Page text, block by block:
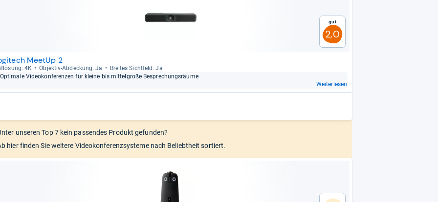
Gut
2,0
MeetUp 2
4K Objek­tiv-​Abde­ckung: Ja
Brei­tes Sicht­feld: Ja
Opti­male Video­kon­fe­ren­zen für kleine bis mit­tel­große Bespre­chungs­räume
Weiterlesen
unseren Top 7 kein passendes Produkt gefunden?
hier finden Sie weitere Videokonferenzsysteme nach Beliebtheit sortiert.